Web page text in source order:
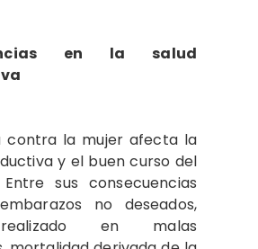
en la salud
contra la mujer afecta la
y el buen curso del
sus consecuencias
no deseados,
en malas